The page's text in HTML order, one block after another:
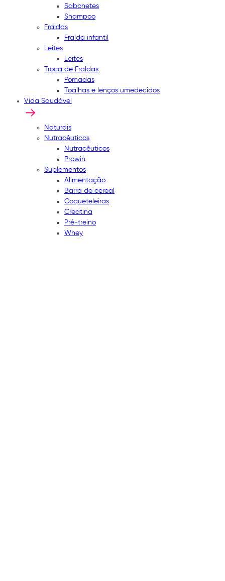
Sabonetes
Shampoo
Fraldas
Fralda infantil
Leites
Leites
Troca de Fraldas
Pomadas
Toalhas e lenços umedecidos
Vida Saudável
Naturais
Nutracêuticos
Nutracêuticos
Prowin
Suplementos
Alimentação
Barra de cereal
Coqueteleiras
Creatina
Pré-treino
Whey